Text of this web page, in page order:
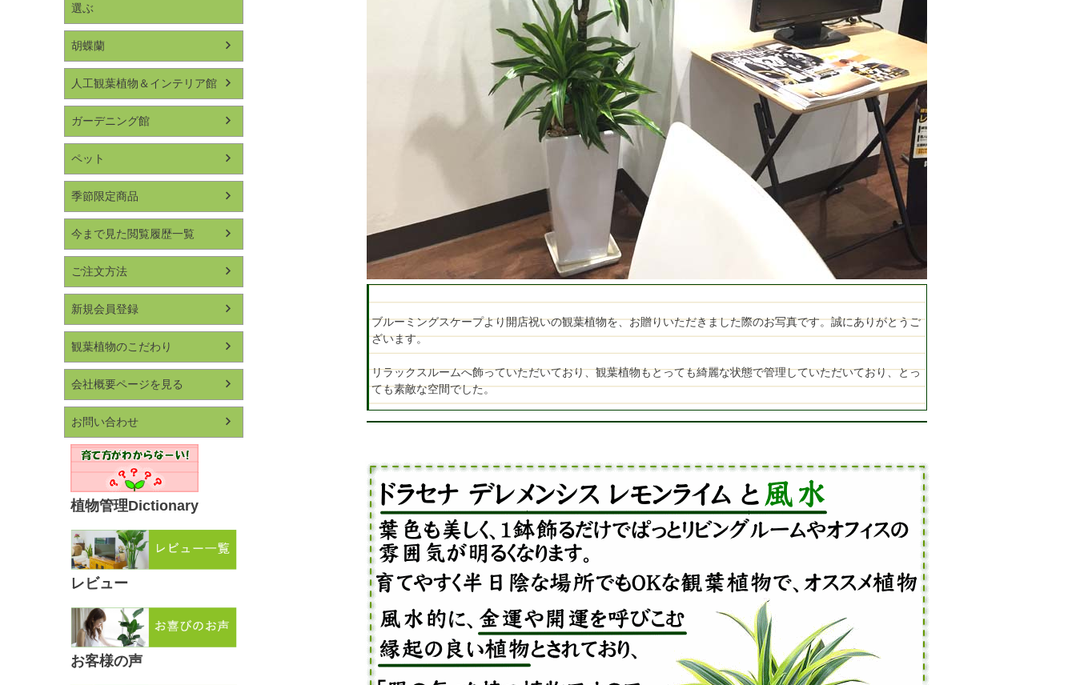
選ぶ
胡蝶蘭
人工観葉植物＆インテリア館
ガーデニング館
ペット
季節限定商品
今まで見た閲覧履歴一覧
ご注文方法
新規会員登録
観葉植物のこだわり
会社概要ページを見る
お問い合わせ
植物管理Dictionary
レビュー
お客様の声
ブルーミングスケープより開店祝いの観葉植物を、お贈りいただきました際のお写真です。誠にありがとうご
ざいます。
リラックスルームへ飾っていただいており、観葉植物もとっても綺麗な状態で管理していただいており、とっ
ても素敵な空間でした。